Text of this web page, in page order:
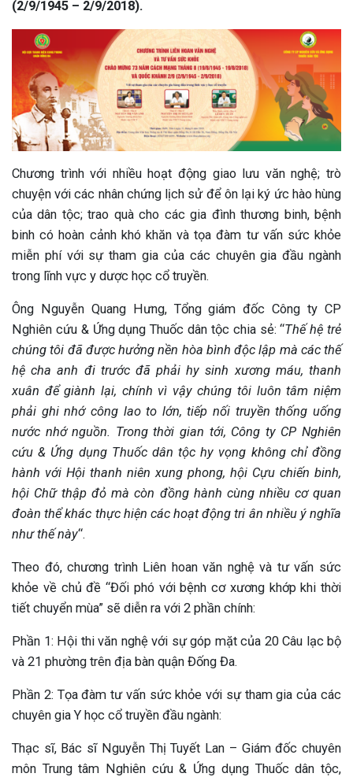
(2/9/1945 – 2/9/2018).
Chương trình với nhiều hoạt động giao lưu văn nghệ; trò
chuyện với các nhân chứng lịch sử để ôn lại ký ức hào hùng
của dân tộc; trao quà cho các gia đình thương binh, bệnh
binh có hoàn cảnh khó khăn và tọa đàm tư vấn sức khỏe
miễn phí với sự tham gia của các chuyên gia đầu ngành
trong lĩnh vực y dược học cổ truyền.
Ông Nguyễn Quang Hưng, Tổng giám đốc Công ty CP
Nghiên cứu & Ứng dụng Thuốc dân tộc chia sẻ: “Thế hệ trẻ
chúng tôi đã được hưởng nền hòa bình độc lập mà các thế
hệ cha anh đi trước đã phải hy sinh xương máu, thanh
xuân để giành lại, chính vì vậy chúng tôi luôn tâm niệm
phải ghi nhớ công lao to lớn, tiếp nối truyền thống uống
nước nhớ nguồn. Trong thời gian tới, Công ty CP Nghiên
cứu & Ứng dụng Thuốc dân tộc hy vọng không chỉ đồng
hành với Hội thanh niên xung phong, hội Cựu chiến binh,
hội Chữ thập đỏ mà còn đồng hành cùng nhiều cơ quan
đoàn thể khác thực hiện các hoạt động tri ân nhiều ý nghĩa
như thế này“.
Theo đó, chương trình Liên hoan văn nghệ và tư vấn sức
khỏe về chủ đề “Đối phó với bệnh cơ xương khớp khi thời
tiết chuyển mùa” sẽ diễn ra với 2 phần chính:
Phần 1: Hội thi văn nghệ với sự góp mặt của 20 Câu lạc bộ
và 21 phường trên địa bàn quận Đống Đa.
Phần 2: Tọa đàm tư vấn sức khỏe với sự tham gia của các
chuyên gia Y học cổ truyền đầu ngành:
Thạc sĩ, Bác sĩ Nguyễn Thị Tuyết Lan – Giám đốc chuyên
môn Trung tâm Nghiên cứu & Ứng dụng Thuốc dân tộc,